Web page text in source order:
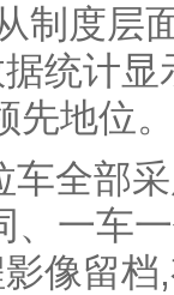
制度层
统计
先地位。
全部采
、一车
像留